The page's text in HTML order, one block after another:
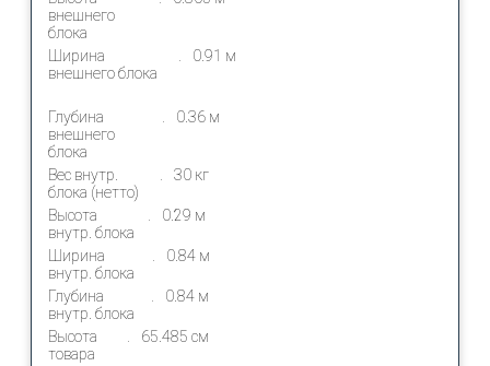
внешнего
блока
Ширина
внешнего блока
0.91 м
Глубина
внешнего
блока
0.36 м
Вес внутр.
блока (нетто)
30 кг
Высота
внутр. блока
0.29 м
Ширина
внутр. блока
0.84 м
Глубина
внутр. блока
0.84 м
Высота
товара
65.485 см